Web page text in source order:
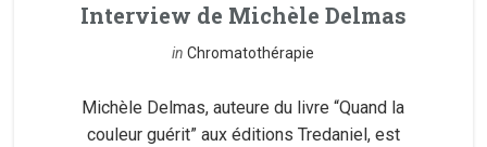
Interview de Michèle Delmas
inChromatothérapie
Michèle Delmas, auteure du livre “Quand la
couleur guérit” aux éditions Tredaniel, est